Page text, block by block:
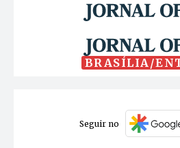
BRASÍLIA/
Seguir no